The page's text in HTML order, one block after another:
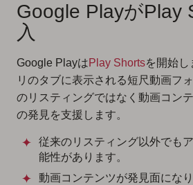
Google PlayがPlay
入
Google PlayはPlay Shortsを開始
リのタブに表示される短尺動画フ
のリスティングではなく動画コン
の発見を支援します。
従来のリスティング以外でも
能性があります。
動画コンテンツが発見面になり